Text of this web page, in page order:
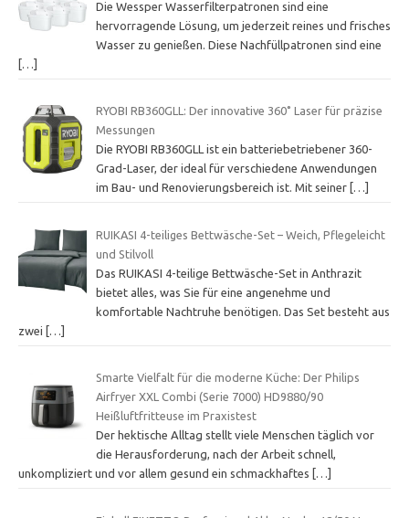
Die Wessper Wasserfilterpatronen sind eine
hervorragende Lösung, um jederzeit reines und frisches
Wasser zu genießen. Diese Nachfüllpatronen sind eine
[…]
RYOBI RB360GLL: Der innovative 360˚ Laser für präzise
Messungen
Die RYOBI RB360GLL ist ein batteriebetriebener 360-
Grad-Laser, der ideal für verschiedene Anwendungen
im Bau- und Renovierungsbereich ist. Mit seiner […]
RUIKASI 4-teiliges Bettwäsche-Set – Weich, Pflegeleicht
und Stilvoll
Das RUIKASI 4-teilige Bettwäsche-Set in Anthrazit
bietet alles, was Sie für eine angenehme und
komfortable Nachtruhe benötigen. Das Set besteht aus
zwei
[…]
Smarte Vielfalt für die moderne Küche: Der Philips
Airfryer XXL Combi (Serie 7000) HD9880/90
Heißluftfritteuse im Praxistest
Der hektische Alltag stellt viele Menschen täglich vor
die Herausforderung, nach der Arbeit schnell,
unkompliziert und vor allem gesund ein schmackhaftes
[…]